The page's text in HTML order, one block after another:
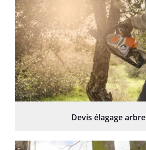
Devis élagage arbre